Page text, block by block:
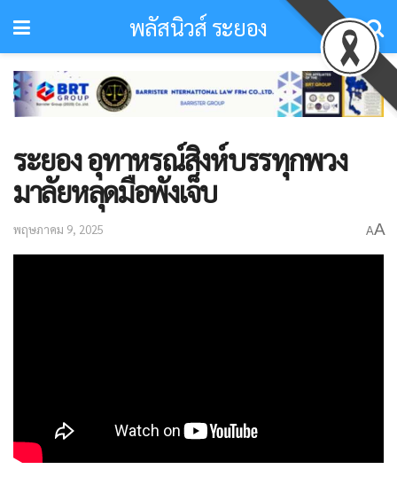
พลัสนิวส์ ระยอง
ระยอง อุทาหรณ์สิงห์บรรทุกพวง
มาลัยหลุดมือพังเจ็บ
พฤษภาคม 9, 2025 AA